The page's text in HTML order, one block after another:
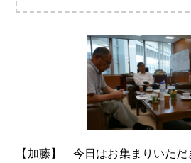
【加藤】 今日はお集まりいただ